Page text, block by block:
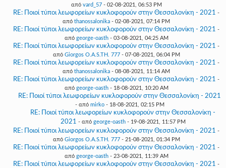
από vard_57- 02-08-2021, 06:53 PM
RE: Ποιοί τύποι λεωφορείων κυκλοφορούν στην Θεσσαλονίκη - 2021 -
από thanossalonika - 02-08-2021, 07:14 PM
RE: Ποιοί τύποι λεωφορείων κυκλοφορούν στην Θεσσαλονίκη - 2021 -
από george-oasth- 03-08-2021, 04:25 AM
RE: Ποιοί τύποι λεωφορείων κυκλοφορούν στην Θεσσαλονίκη - 2021 -
από Giorgos O.A.S.TH. 777- 07-08-2021, 06:04 PM
RE: Ποιοί τύποι λεωφορείων κυκλοφορούν στην Θεσσαλονίκη - 2021 -
από thanossalonika - 08-08-2021, 11:14 AM
RE: Ποιοί τύποι λεωφορείων κυκλοφορούν στην Θεσσαλονίκη - 2021 -
από george-oasth- 18-08-2021, 10:20 AM
RE: Ποιοί τύποι λεωφορείων κυκλοφορούν στην Θεσσαλονίκη - 2021
- από mirko- 18-08-2021, 02:15 PM
RE: Ποιοί τύποι λεωφορείων κυκλοφορούν στην Θεσσαλονίκη -
2021 - από george-oasth- 19-08-2021, 11:57 PM
RE: Ποιοί τύποι λεωφορείων κυκλοφορούν στην Θεσσαλονίκη - 2021 -
από Giorgos O.A.S.TH. 777- 21-08-2021, 01:34 PM
RE: Ποιοί τύποι λεωφορείων κυκλοφορούν στην Θεσσαλονίκη - 2021 -
από george-oasth- 23-08-2021, 11:39 AM
RE: Ποιοί τύποι λεωφορείων κυκλοφορούν στην Θεσσαλονίκη - 2021 -